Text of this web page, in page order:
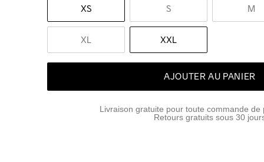
XS S M
XL XXL
AJOUTER AU PANIER
Livraison gratuite pour toute commande de
Retours gratuits sous 30